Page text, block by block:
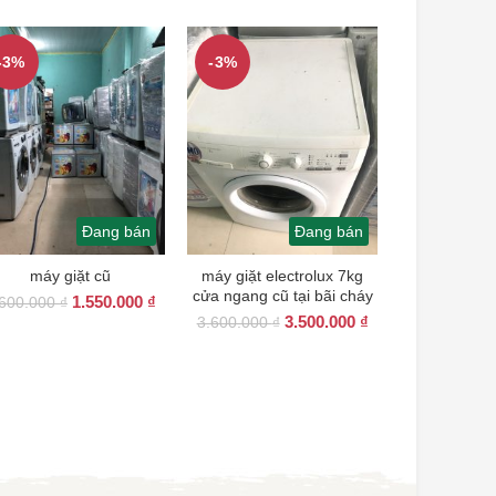
Đang bán
máy giặt cũ
₫ Giá
1.550.000 ₫Giá
Đang bán
-3%
máy giặt electrolux 7kg
cửa ngang cũ tại bãi cháy
3.600.000₫ Giá
3.500.000 ₫Giá